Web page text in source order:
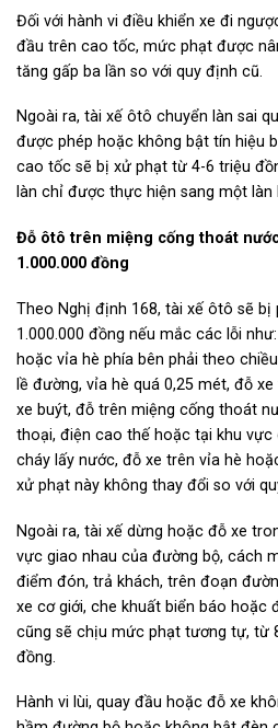
Đối với hành vi điều khiển xe đi
đầu trên cao tốc, mức phạt được
tăng gấp ba lần so với quy định cũ.
Ngoài ra, tài xế ôtô chuyển làn sai
được phép hoặc không bật tín hiệu
cao tốc sẽ bị xử phạt từ 4-6 triệu
làn chỉ được thực hiện sang một làn
Đỗ ôtô trên miệng cống thoát
1.000.000 đồng
Theo Nghị định 168, tài xế ôtô sẽ bị
1.000.000 đồng nếu mắc các lỗi
hoặc vỉa hè phía bên phải theo
lề đường, vỉa hè quá 0,25 mét, đỗ
xe buýt, đỗ trên miệng cống thoát
thoại, điện cao thế hoặc tại khu vực
cháy lấy nước, đỗ xe trên vỉa hè
xử phạt này không thay đổi so với
Ngoài ra, tài xế dừng hoặc đỗ xe
vực giao nhau của đường bộ, cách
điểm đón, trả khách, trên đoạn
xe cơ giới, che khuất biển báo hoặc
cũng sẽ chịu mức phạt tương tự, từ
đồng.
Hành vi lùi, quay đầu hoặc đỗ xe